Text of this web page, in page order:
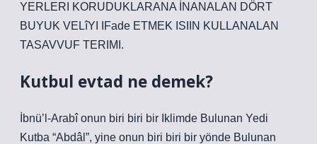
YERLERI KORUDUKLARANA İNANALAN DÖRT
BUYUK VELîYI IFade ETMEK ISIIN KULLANALAN
TASAVVUF TERIMI.
Kutbul evtad ne demek?
İbnü’l-Arabî onun biri biri bir Iklimde Bulunan Yedi
Kutba “Abdâl”, yine onun biri biri bir yönde Bulunan